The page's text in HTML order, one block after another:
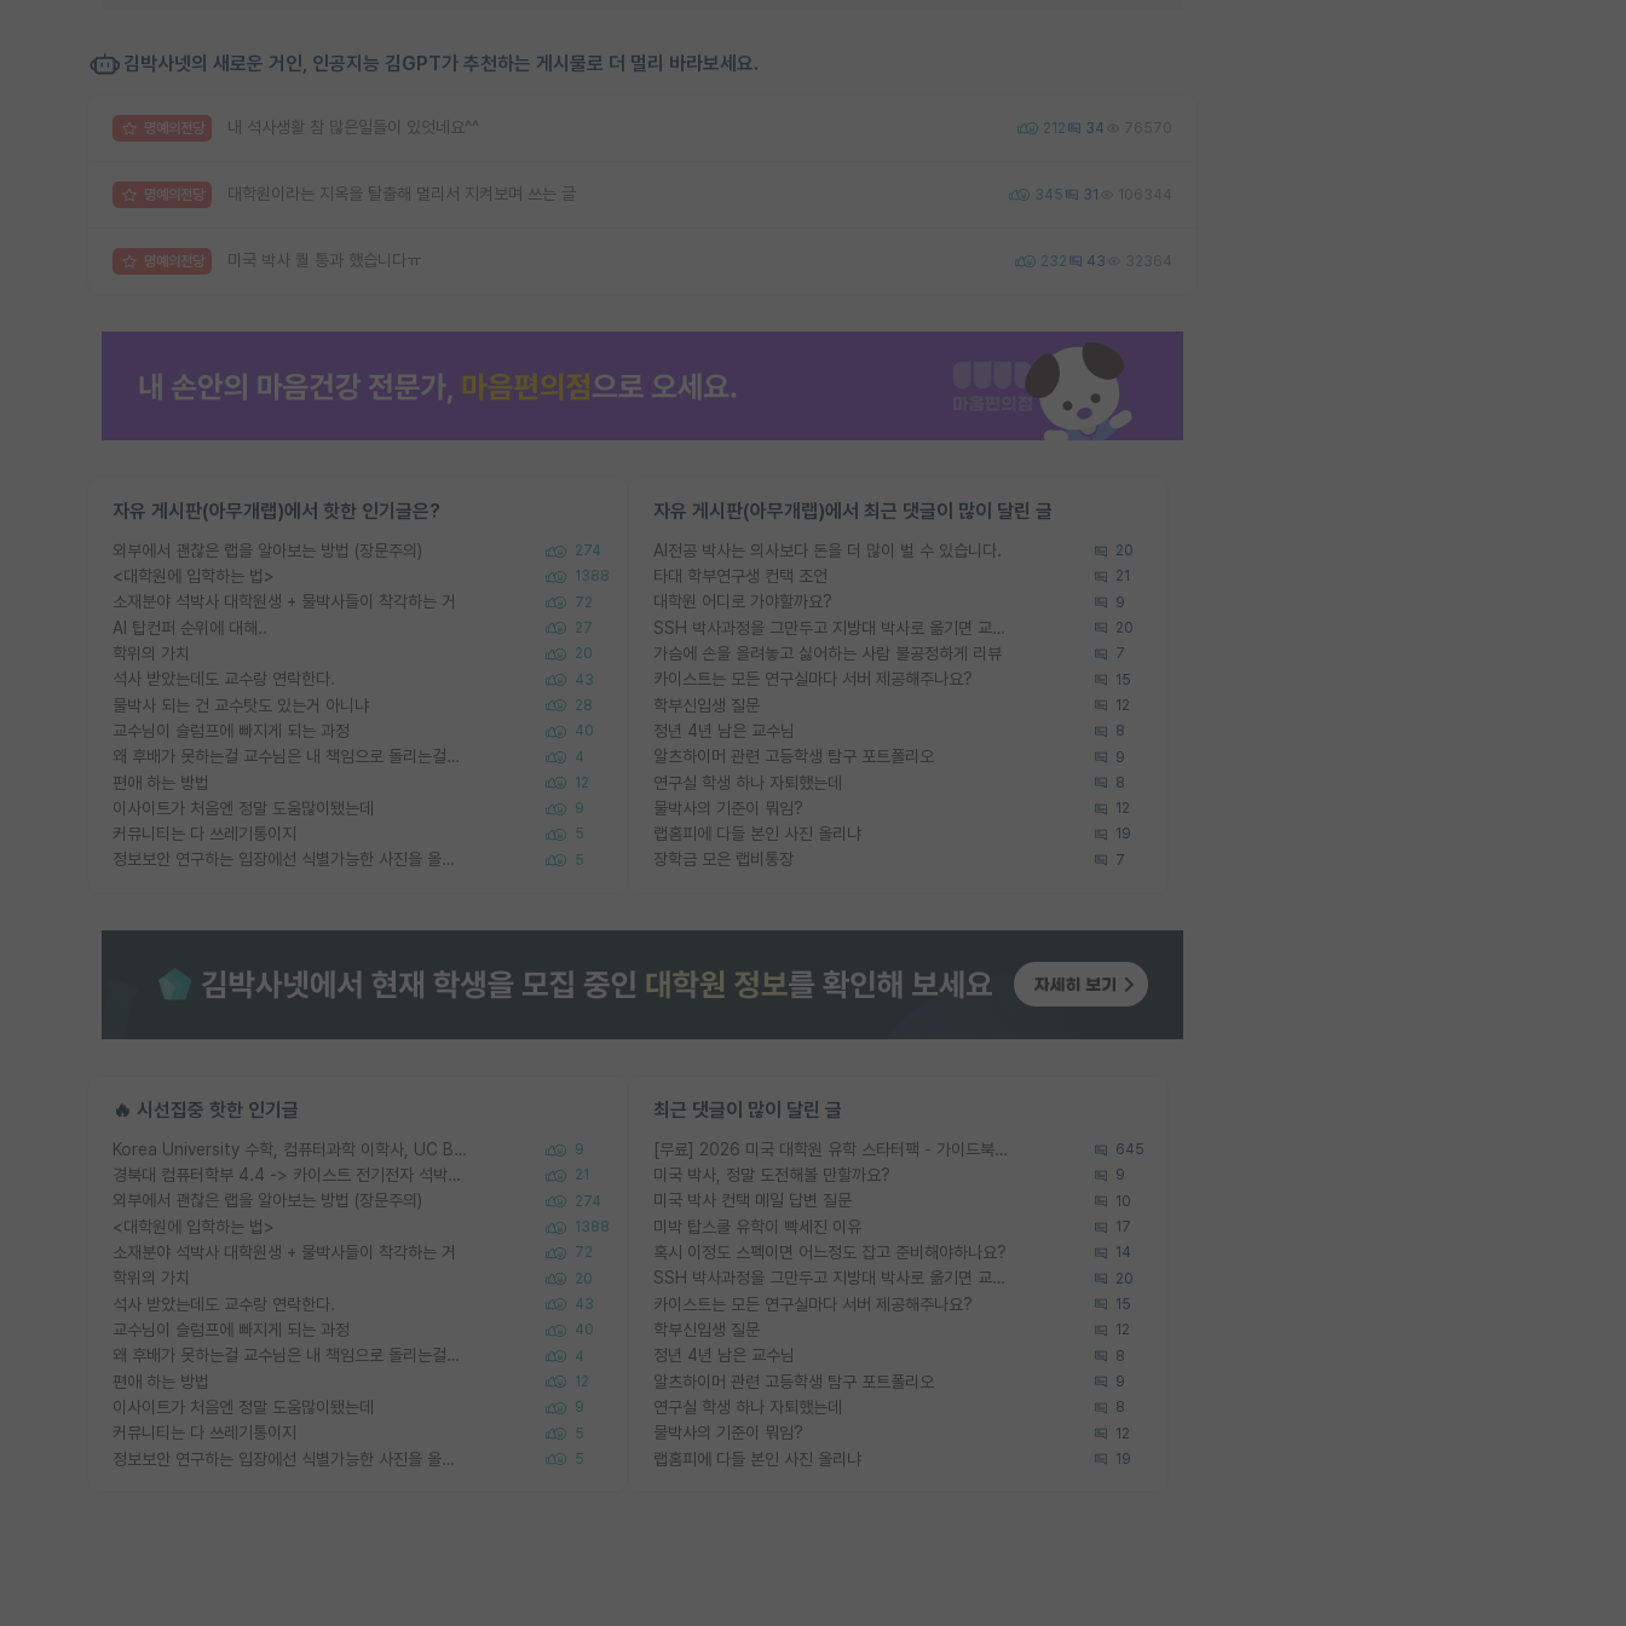
김박사넷의 새로운 거인, 인공지능 김GPT가 추천하는 게시물로 더 멀리 바라보세요.
명예의전당 내 석사생활 참 많은일들이 있엇네요^^ 212 34 76570
명예의전당 대학원이라는 지옥을 탈출해 멀리서 지켜보며 쓰는 글 345 31 106344
명예의전당 미국 박사 퀄 통과 했습니다ㅠ 232 43 32364
자유 게시판(아무개랩)에서 핫한 인기글은?
외부에서 괜찮은 랩을 알아보는 방법 (장문주의) 274
<대학원에 입학하는 법> 1388
소재분야 석박사 대학원생 + 물박사들이 착각하는 거 72
AI 탑컨퍼 순위에 대해.. 27
학위의 가치 20
석사 받았는데도 교수랑 연락한다. 43
물박사 되는 건 교수탓도 있는거 아니냐 28
교수님이 슬럼프에 빠지게 되는 과정 40
왜 후배가 못하는걸 교수님은 내 책임으로 돌리는걸까요? 4
편애 하는 방법 12
이사이트가 처음엔 정말 도움많이됐는데 9
커뮤니티는 다 쓰레기통이지 5
정보보안 연구하는 입장에선 식별가능한 사진을 올리는건 비추이긴함 5
자유 게시판(아무개랩)에서 최근 댓글이 많이 달린 글
AI전공 박사는 의사보다 돈을 더 많이 벌 수 있습니다. 20
타대 학부연구생 컨택 조언 21
대학원 어디로 가야할까요? 9
SSH 박사과정을 그만두고 지방대 박사로 옮기면 교수의 꿈은 끝일까요? 20
가슴에 손을 올려놓고 싫어하는 사람 불공정하게 리뷰 7
카이스트는 모든 연구실마다 서버 제공해주나요? 15
학부신입생 질문 12
정년 4년 남은 교수님 8
알츠하이머 관련 고등학생 탐구 포트폴리오 9
연구실 학생 하나 자퇴했는데 8
물박사의 기준이 뭐임? 12
랩홈피에 다들 본인 사진 올리냐 19
장학금 모은 랩비통장 7
🔥 시선집중 핫한 인기글
Korea University 수학, 컴퓨터과학 이학사, UC Berkeley 산업공학 대학원 공학박사가 되는 것은 쉽지 않겠죠? 9
경북대 컴퓨터학부 4.4 -> 카이스트 전기전자 석박사통합과정 합격 21
외부에서 괜찮은 랩을 알아보는 방법 (장문주의) 274
<대학원에 입학하는 법> 1388
소재분야 석박사 대학원생 + 물박사들이 착각하는 거 72
학위의 가치 20
석사 받았는데도 교수랑 연락한다. 43
교수님이 슬럼프에 빠지게 되는 과정 40
왜 후배가 못하는걸 교수님은 내 책임으로 돌리는걸까요? 4
편애 하는 방법 12
이사이트가 처음엔 정말 도움많이됐는데 9
커뮤니티는 다 쓰레기통이지 5
정보보안 연구하는 입장에선 식별가능한 사진을 올리는건 비추이긴함 5
최근 댓글이 많이 달린 글
[무료] 2026 미국 대학원 유학 스타터팩 - 가이드북 & 합격자 컨택메일 템플릿 645
미국 박사, 정말 도전해볼 만할까요? 9
미국 박사 컨택 메일 답변 질문 10
미박 탑스쿨 유학이 빡세진 이유 17
혹시 이정도 스펙이면 어느정도 잡고 준비해야하나요? 14
SSH 박사과정을 그만두고 지방대 박사로 옮기면 교수의 꿈은 끝일까요? 20
카이스트는 모든 연구실마다 서버 제공해주나요? 15
학부신입생 질문 12
정년 4년 남은 교수님 8
알츠하이머 관련 고등학생 탐구 포트폴리오 9
연구실 학생 하나 자퇴했는데 8
물박사의 기준이 뭐임? 12
랩홈피에 다들 본인 사진 올리냐 19